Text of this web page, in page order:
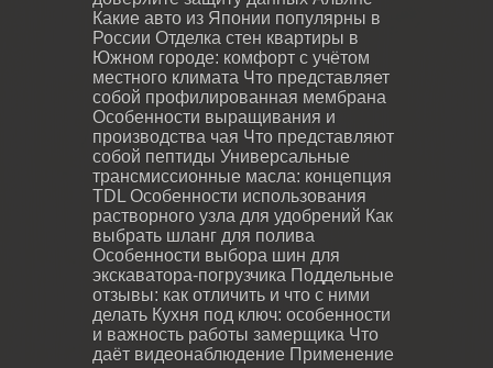
Какие авто из Японии популярны в
России Отделка стен квартиры в
Южном городе: комфорт с учётом
местного климата Что представляет
собой профилированная мембрана
Особенности выращивания и
производства чая Что представляют
собой пептиды Универсальные
трансмиссионные масла: концепция
TDL Особенности использования
растворного узла для удобрений Как
выбрать шланг для полива
Особенности выбора шин для
экскаватора-погрузчика Поддельные
отзывы: как отличить и что с ними
делать Кухня под ключ: особенности
и важность работы замерщика Что
даёт видеонаблюдение Применение